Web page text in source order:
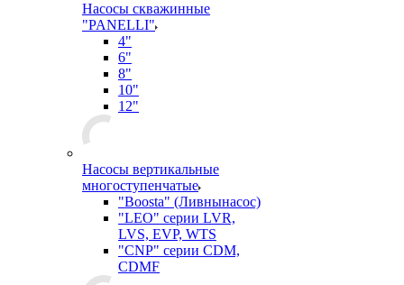
Насосы скважинные
"PANELLI"
4"
6"
8"
10"
12"
Насосы вертикальные
многоступенчатые
"Boosta" (Ливнынасос)
"LEO" серии LVR,
LVS, EVP, WTS
"CNP" серии CDM,
CDMF